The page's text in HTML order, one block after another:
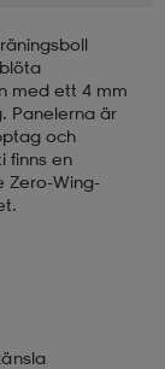
med ett 4 mm
Panelerna är
och
finns en
Zero-Wing-